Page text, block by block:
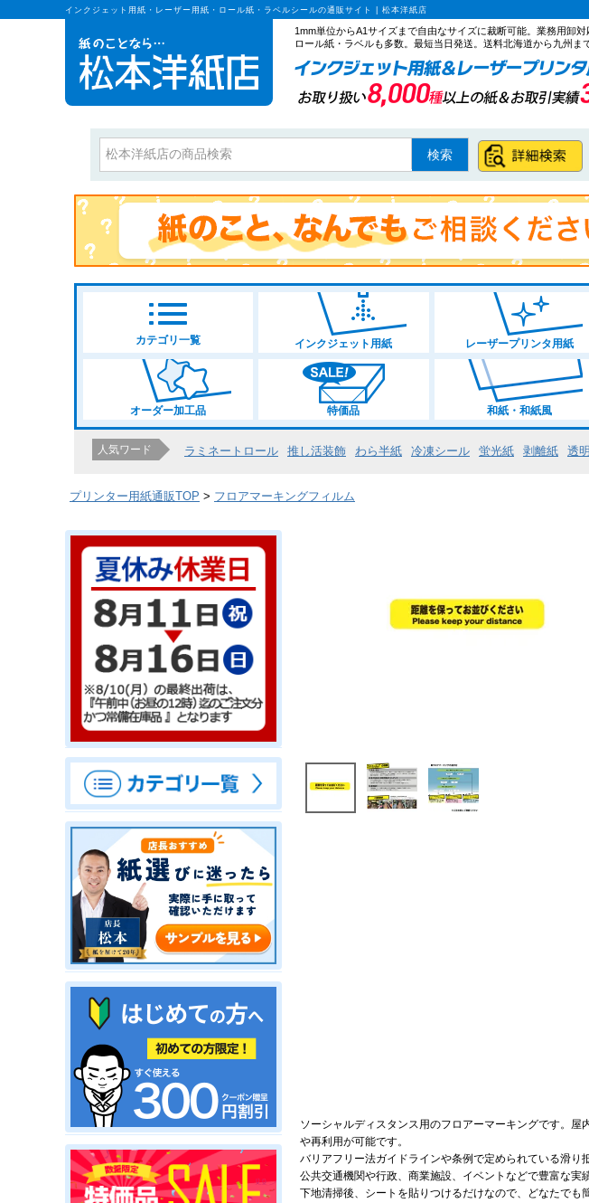
インクジェット用紙・レーザー用紙・ロール紙・ラベルシールの通販サイト | 松本洋紙店
1mm単位からA1サイズまで自由なサイズに裁断可能。業務用卸対
ロール紙・ラベルも多数。最短当日発送。送料北海道から九州ま
検索
カテゴリ一覧 インクジェット用紙 レーザープリンタ用紙
オーダー加工品 特価品 和紙・和紙風
人気ワード ラミネートロール 推し活装飾 わら半紙 冷凍シール 蛍光紙 剥離紙 透明
プリンター用紙通販TOP フロアマーキングフィルム
ソーシャルディスタンス用のフロアーマーキングです。
や再利用が可能です。
バリアフリー法ガイドラインや条例で定められている滑り
公共交通機関や行政、商業施設、イベントなどで豊富な実
下地清掃後、シートを貼りつけるだけなので、どなたでも